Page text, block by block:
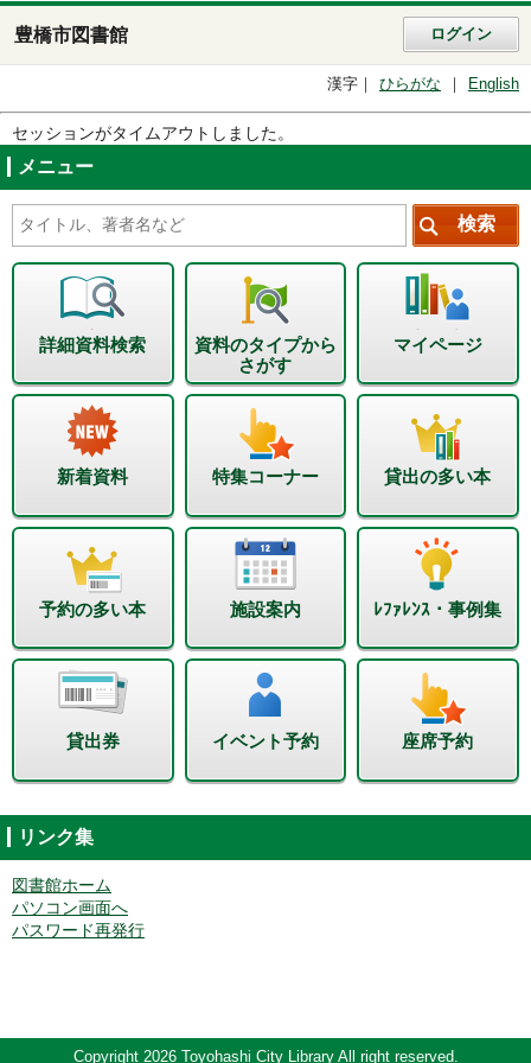
豊橋市図書館 ログイン
漢字 ひらがな English
セッションがタイムアウトしました。
メニュー
詳細資料検索
資料のタイプから
さがす
マイページ
新着資料 特集コーナー 貸出の多い本
予約の多い本 施設案内 ﾚﾌｧﾚﾝｽ・事例集
貸出券 イベント予約 座席予約
リンク集
図書館ホーム
パソコン画面へ
パスワード再発行
Copyright 2026 Toyohashi City Library All right reserved.